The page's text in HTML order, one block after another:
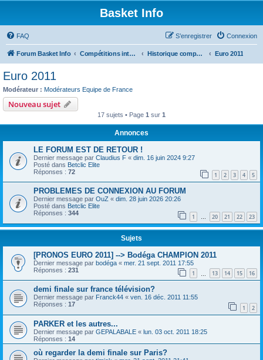
Basket Info
FAQ Connexion
S’enregistrer
Forum Basket Info Compétitions internationales Historique compétitions Euro 2011
Euro 2011
Modérateur : Modérateurs Equipe de France
Nouveau sujet
17 sujets • Page 1 sur 1
Annonces
LE FORUM EST DE RETOUR !
Dernier message par Claudius F « dim. 16 juin 2024 9:27
Posté dans Betclic Elite
Réponses : 72 1 2 3 4 5
PROBLEMES DE CONNEXION AU FORUM
Dernier message par OuZ « dim. 28 juin 2026 20:26
Posté dans Betclic Elite
Réponses : 344 1 … 20 21 22 23
Sujets
[PRONOS EURO 2011] --> Bodéga CHAMPION 2011
Dernier message par bodéga « mer. 21 sept. 2011 17:55
Réponses : 231 1 13 14 15 16
demi finale sur france télévision?
Dernier message par Franck44 « ven. 16 déc. 2011 11:55
Réponses : 17 1 2
PARKER et les autres...
Dernier message par GEPALABALE « lun. 03 oct. 2011 18:25
Réponses : 14
où regarder la demi finale sur Paris?